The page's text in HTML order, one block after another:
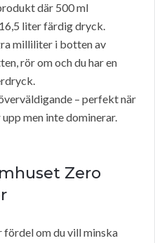
där 500 ml
liter färdig dryck.
milliliter i botten av
rör om och du har en
– perfekt när
men inte dominerar.
Zero
fördel om du vill minska